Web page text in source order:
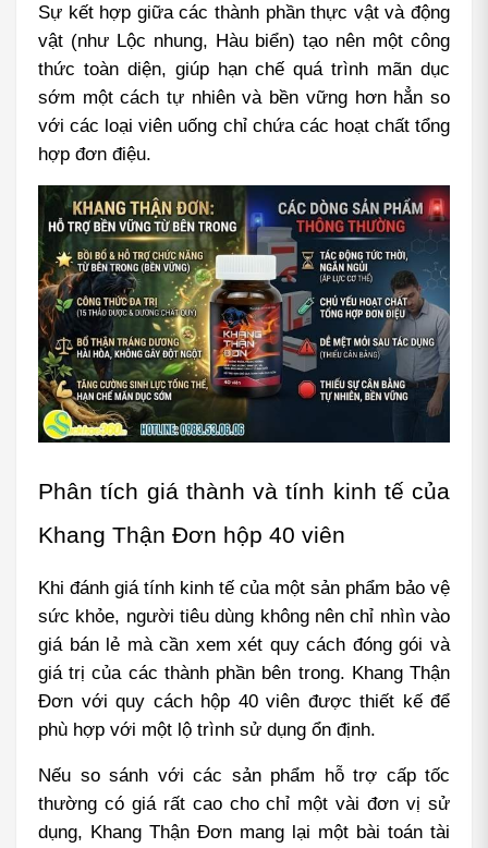
Sự kết hợp giữa các thành phần thực vật và động
vật (như Lộc nhung, Hàu biển) tạo nên một công
thức toàn diện, giúp hạn chế quá trình mãn dục
sớm một cách tự nhiên và bền vững hơn hẳn so
với các loại viên uống chỉ chứa các hoạt chất tổng
hợp đơn điệu.
Phân tích giá thành và tính kinh tế của
Khang Thận Đơn hộp 40 viên
Khi đánh giá tính kinh tế của một sản phẩm bảo vệ
sức khỏe, người tiêu dùng không nên chỉ nhìn vào
giá bán lẻ mà cần xem xét quy cách đóng gói và
giá trị của các thành phần bên trong. Khang Thận
Đơn với quy cách hộp 40 viên được thiết kế để
phù hợp với một lộ trình sử dụng ổn định.
Nếu so sánh với các sản phẩm hỗ trợ cấp tốc
thường có giá rất cao cho chỉ một vài đơn vị sử
dụng, Khang Thận Đơn mang lại một bài toán tài